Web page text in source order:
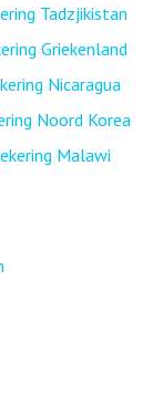
Tadzjikistan
Griekenland
Nicaragua
Noord Korea
Malawi